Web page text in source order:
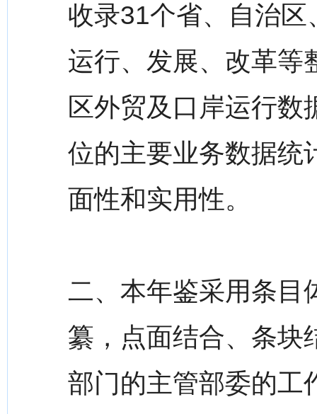
收录31个省、自治
运行、发展、改革等
区外贸及口岸运行
位的主要业务数据统
面性和实用性。
二、本年鉴采用条目
纂，点面结合、条块
部门的主管部委的工